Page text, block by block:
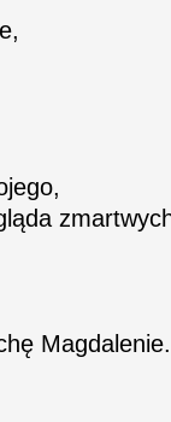
Magdalenie.